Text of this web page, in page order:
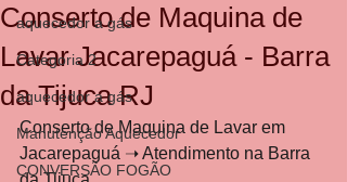
aquecedor a gás
Categoria 2
aquecedor a gás
Manutenção Aquecedor
CONVERSÃO FOGÃO
Conserto de Maquina de
Lavar Jacarepaguá - Barra
da Tijuca RJ
Conserto de Maquina de Lavar em
Jacarepaguá ➝ Atendimento na Barra